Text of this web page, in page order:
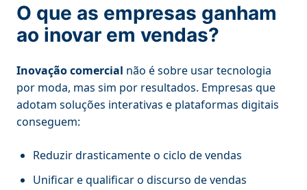
O que as empresas ganham
ao inovar em vendas?
Inovação comercial não é sobre usar tecnologia
por moda, mas sim por resultados. Empresas que
adotam soluções interativas e plataformas digitais
conseguem:
Reduzir drasticamente o ciclo de vendas
Unificar e qualificar o discurso de vendas